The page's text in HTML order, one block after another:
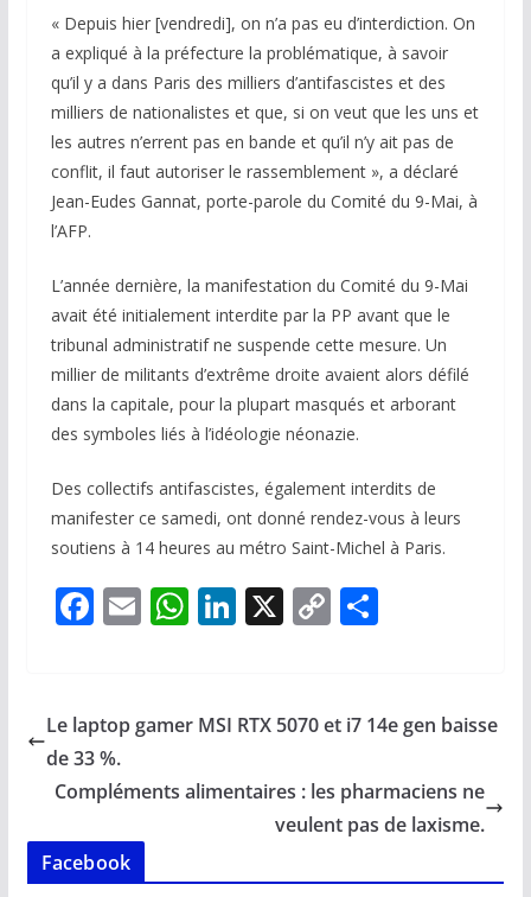
« Depuis hier [vendredi], on n’a pas eu d’interdiction. On
a expliqué à la préfecture la problématique, à savoir
qu’il y a dans Paris des milliers d’antifascistes et des
milliers de nationalistes et que, si on veut que les uns et
les autres n’errent pas en bande et qu’il n’y ait pas de
conflit, il faut autoriser le rassemblement », a déclaré
Jean-Eudes Gannat, porte-parole du Comité du 9-Mai, à
l’AFP.
L’année dernière, la manifestation du Comité du 9-Mai
avait été initialement interdite par la PP avant que le
tribunal administratif ne suspende cette mesure. Un
millier de militants d’extrême droite avaient alors défilé
dans la capitale, pour la plupart masqués et arborant
des symboles liés à l’idéologie néonazie.
Des collectifs antifascistes, également interdits de
manifester ce samedi, ont donné rendez-vous à leurs
soutiens à 14 heures au métro Saint-Michel à Paris.
F
b
o
o
k
E
l
W
s
p
Li
e
n
X C
y
n
k
P
g
Le laptop gamer MSI RTX 5070 et i7 14e gen baisse
de 33 %.
Compléments alimentaires : les pharmaciens ne
veulent pas de laxisme.
Facebook